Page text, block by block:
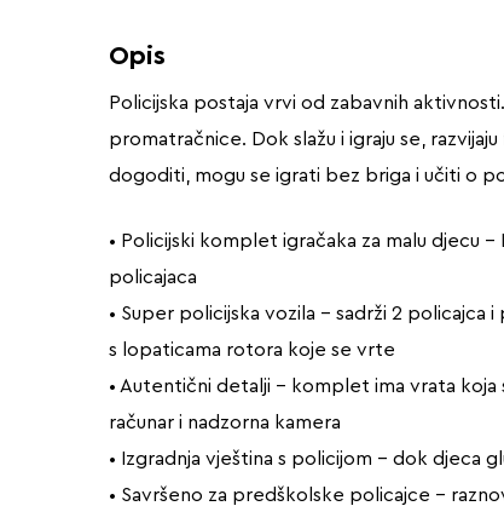
Opis
Policijska postaja vrvi od zabavnih
promatračnice. Dok slažu i igraju se,
dogoditi, mogu se igrati bez briga i učiti o
• Policijski komplet igračaka za malu djecu
policajaca
• Super policijska vozila – sadrži 2
s lopaticama rotora koje se vrte
• Autentični detalji – komplet ima vrata
računar i nadzorna kamera
• Izgradnja vještina s policijom – dok djeca
• Savršeno za predškolske policajce –